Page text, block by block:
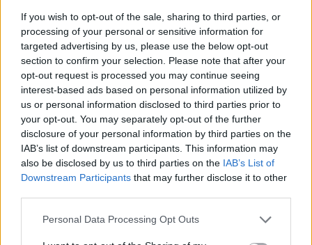
If you wish to opt-out of the sale, sharing to third parties, or
processing of your personal or sensitive information for
targeted advertising by us, please use the below opt-out
section to confirm your selection. Please note that after your
opt-out request is processed you may continue seeing
interest-based ads based on personal information utilized by
us or personal information disclosed to third parties prior to
your opt-out. You may separately opt-out of the further
disclosure of your personal information by third parties on the
IAB’s list of downstream participants. This information may
also be disclosed by us to third parties on the IAB’s List of
Downstream Participants that may further disclose it to other
Personal Data Processing Opt Outs
Lygiai taip pat finansinis nestabilumas veikia
kokybę. Kai įstaiga neturi finansinio
stabilumo, sunkiau investuoti į įrangą, darbo
sąlygas, personalo išsaugojimą, kvalifikacijos
kėlimą ir procesų tobulinimą.
Todėl ligoninės finansinis rezultatas nėra vien
įstaigos vadybos rezultatas.